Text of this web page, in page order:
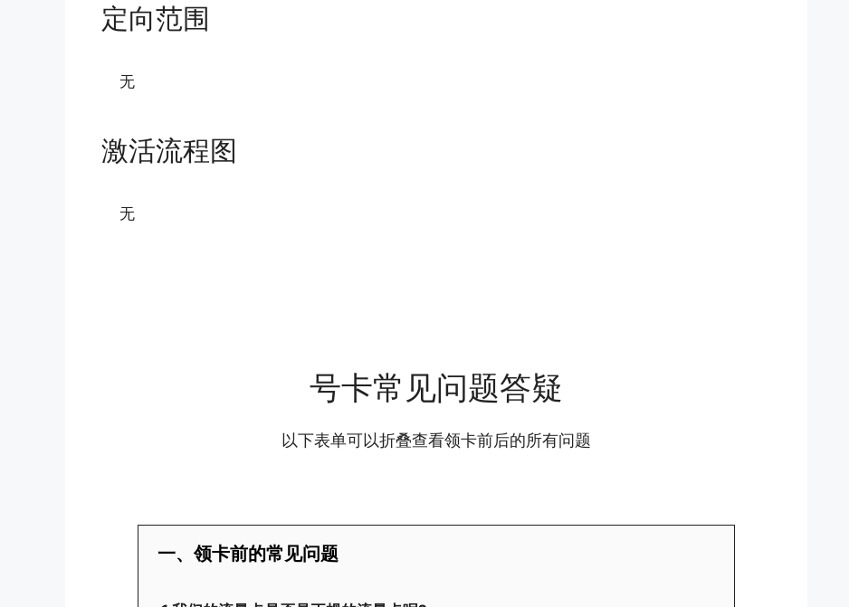
定向范围
无
激活流程图
无
号卡常见问题答疑
以下表单可以折叠查看领卡前后的所有问题
一、领卡前的常见问题